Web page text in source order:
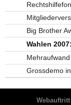
Big Brother
Wahlen
Grossdemo